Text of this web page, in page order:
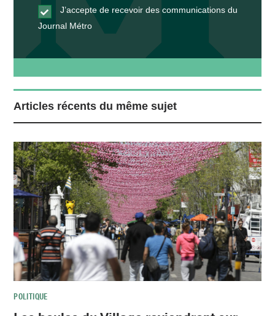
J’accepte de recevoir des communications du
Journal Métro
Articles récents du même sujet
POLITIQUE